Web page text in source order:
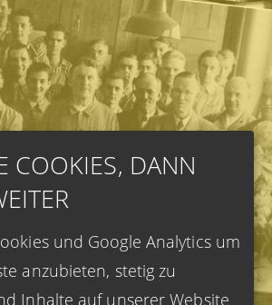
COOKIES, DANN
und Google Analytics um
anzubieten, stetig zu
Inhalte auf unserer Website